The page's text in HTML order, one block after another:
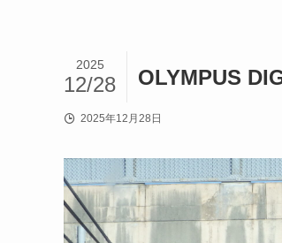
OLYMPUS
2025
12/28
2025年12月28日